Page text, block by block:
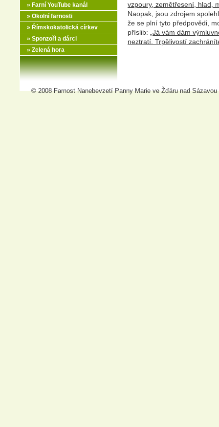
» Farní YouTube kanál
» Okolní farnosti
» Římskokatolická církev
» Sponzoři a dárci
» Zelená hora
vzpoury, zemětřesení, hlad,
Naopak, jsou zdrojem
že se plní tyto předpovědi,
příslib: „ Já vám dám
neztratí. Trpělivostí
© 2008 Farnost Nanebevzetí Panny Marie ve Žďáru nad Sázavou